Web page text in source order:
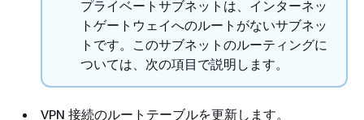
プライベートサブネットは、インターネッ
トゲートウェイへのルートがないサブネッ
トです。このサブネットのルーティングに
ついては、次の項目で説明します。
VPN 接続のルートテーブルを更新します。